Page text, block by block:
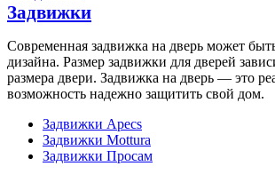
Задвижки
Современная задвижка на дверь может
дизайна. Размер задвижки для дверей
размера двери. Задвижка на дверь — это
возможность надежно защитить свой дом.
Задвижки Apecs
Задвижки Mottura
Задвижки Просам